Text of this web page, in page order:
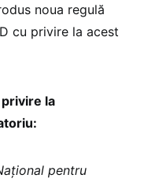
noua regulă
cu privire la acest
privire la
pentru